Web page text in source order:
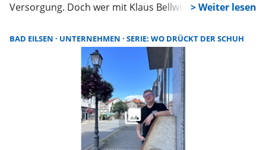
Versorgung. Doch wer mit Klaus Bellwinkel spricht,
anderen Eindruck. Seit der flächendeckenden
Einführung des E-Rezepts ist für sein Team und ihn
vieles komplizierter geworden und der Frust wächst
derzeit auf allen Seiten der „Beteiligten”, also auch bei
Praxen und Patienten.
BAD EILSEN UNTERNEHMEN SERIE: WO DRÜCKT DER SCHUH